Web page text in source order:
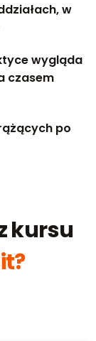
w
wygląda
czasem
po
kursu